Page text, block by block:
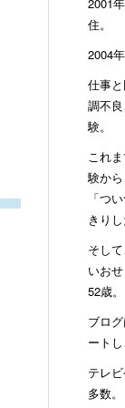
住。
2004
仕事
調不
験。
これ
験か
「つ
きり
そし
いお
52歳。
ブロ
ートし
テレ
多数。